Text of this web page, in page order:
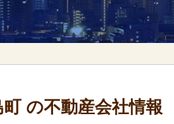
の不動産会社情報